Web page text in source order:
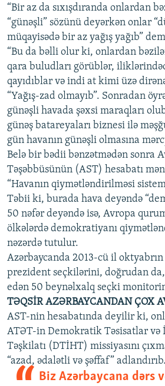
“Bir az da sıxışdıranda onlardan
“günəşli” sözünü deyərkən onlar
müqayisədə bir az yağış yağıb”
“Bu da bəlli olur ki, onlardan
qara buludları görüblər,
qayıdıblar və indi at kimi üzə
“Yağış-zad olmayıb”. Sonradan
günəşli havada şəxsi maraqları
günəş batareyaları biznesi ilə
gün havanın günəşli olmasına
Belə bir bədii bənzətmədən sonra
Təşəbbüsünün (AST) hesabatı
“Havanın qiymətləndirilməsi
Təbii ki, burada hava deyəndə
50 nəfər deyəndə isə, Avropa
ölkələrdə demokratiyanı
nəzərdə tutulur.
Azərbaycanda 2013-cü il
prezident seçkilərini, doğrudan
edən 50 beynəlxalq seçki
TƏQSİR AZƏRBAYCANDAN ÇOX
AST-nin hesabatında deyilir ki,
ATƏT-in Demokratik Təsisatlar və
Təşkilatı (DTİHT) missiyasını
“azad, ədalətli və şəffaf” adlandırıb.
Biz Azərbaycana dərs